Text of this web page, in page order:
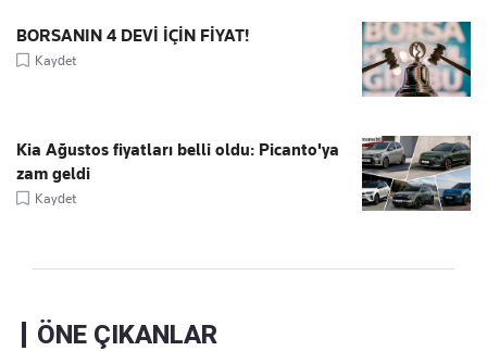
BORSANIN 4 DEVİ İÇİN FİYAT!
Kaydet
Kia Ağustos fiyatları belli oldu: Picanto'ya
zam geldi
Kaydet
ÖNE ÇIKANLAR